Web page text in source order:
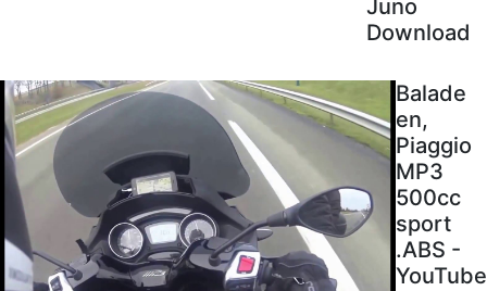
Juno
Download
Balade
en,
Piaggio
MP3
500cc
sport
.ABS -
YouTube